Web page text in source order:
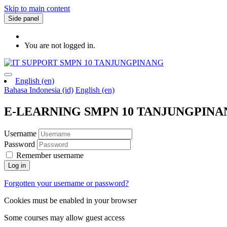
Skip to main content
Side panel
You are not logged in.
English ‎(en)‎
Bahasa Indonesia ‎(id)‎ English ‎(en)‎
E-LEARNING SMPN 10
Username
Password
Remember username
Log in
Forgotten your username or password?
Cookies must be enabled in your browser
Some courses may allow guest access